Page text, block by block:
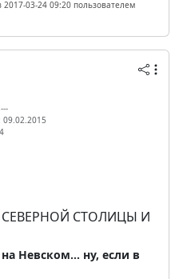
2017-03-24 09:20 пользователем
09.02.2015
СТОЛИЦЫ И
Невском... ну, если в